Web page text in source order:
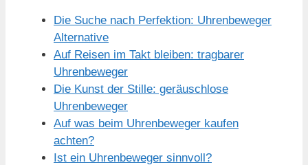
Die Suche nach Perfektion: Uhrenbeweger
Alternative
Auf Reisen im Takt bleiben: tragbarer
Uhrenbeweger
Die Kunst der Stille: geräuschlose
Uhrenbeweger
Auf was beim Uhrenbeweger kaufen
achten?
Ist ein Uhrenbeweger sinnvoll?